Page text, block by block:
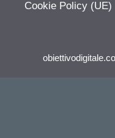
Cookie Policy (UE)